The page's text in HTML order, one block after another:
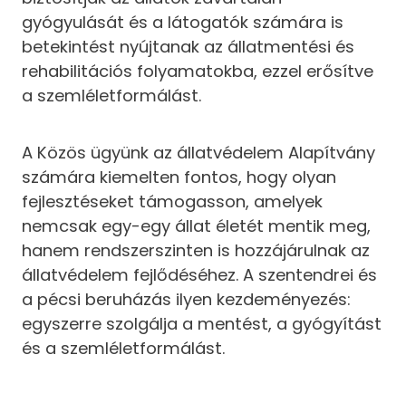
gyógyulását és a látogatók számára is
betekintést nyújtanak az állatmentési és
rehabilitációs folyamatokba, ezzel erősítve
a szemléletformálást.
A Közös ügyünk az állatvédelem Alapítvány
számára kiemelten fontos, hogy olyan
fejlesztéseket támogasson, amelyek
nemcsak egy-egy állat életét mentik meg,
hanem rendszerszinten is hozzájárulnak az
állatvédelem fejlődéséhez. A szentendrei és
a pécsi beruházás ilyen kezdeményezés:
egyszerre szolgálja a mentést, a gyógyítást
és a szemléletformálást.